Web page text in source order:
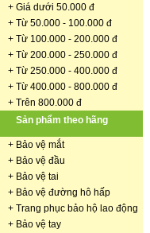
+ Giá dưới 50.000 đ
+ Từ 50.000 - 100.000 đ
+ Từ 100.000 - 200.000 đ
+ Từ 200.000 - 250.000 đ
+ Từ 250.000 - 400.000 đ
+ Từ 400.000 - 800.000 đ
+ Trên 800.000 đ
Sản phẩm theo hãng
+ Bảo vệ mắt
+ Bảo vệ đầu
+ Bảo vệ tai
+ Bảo vệ đường hô hấp
+ Trang phục bảo hộ lao động
+ Bảo vệ tay